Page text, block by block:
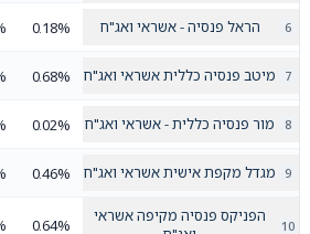
הראל פנסיה - אשראי ואג"ח 0.18%
מיטב פנסיה כללית אשראי ואג"ח 0.68%
מור פנסיה כללית - אשראי ואג"ח 0.02%
מגדל מקפת אישית אשראי ואג"ח 0.46%
הפניקס פנסיה מקיפה אשראי
0.64%